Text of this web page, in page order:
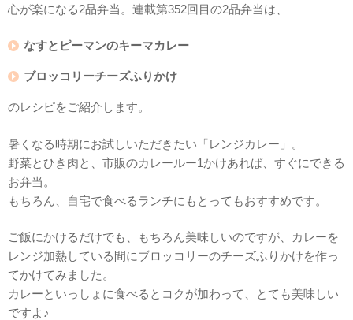
心が楽になる2品弁当。連載第352回目の2品弁当は、
なすとピーマンのキーマカレー
ブロッコリーチーズふりかけ
のレシピをご紹介します。
暑くなる時期にお試しいただきたい「レンジカレー」。
野菜とひき肉と、市販のカレールー1かけあれば、すぐにできる
お弁当。
もちろん、自宅で食べるランチにもとってもおすすめです。
ご飯にかけるだけでも、もちろん美味しいのですが、カレーを
レンジ加熱している間にブロッコリーのチーズふりかけを作っ
てかけてみました。
カレーといっしょに食べるとコクが加わって、とても美味しい
ですよ♪